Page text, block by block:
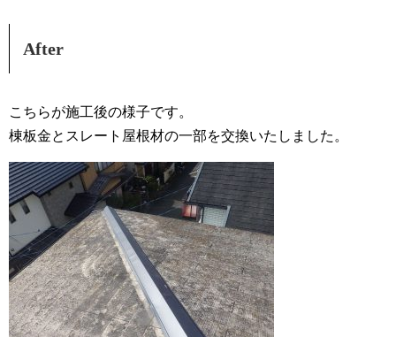
After
こちらが施工後の様子です。
棟板金とスレート屋根材の一部を交換いたしました。